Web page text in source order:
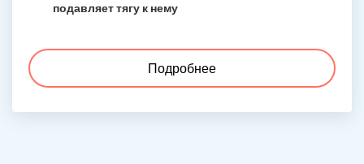
подавляет тягу к нему
Подробнее